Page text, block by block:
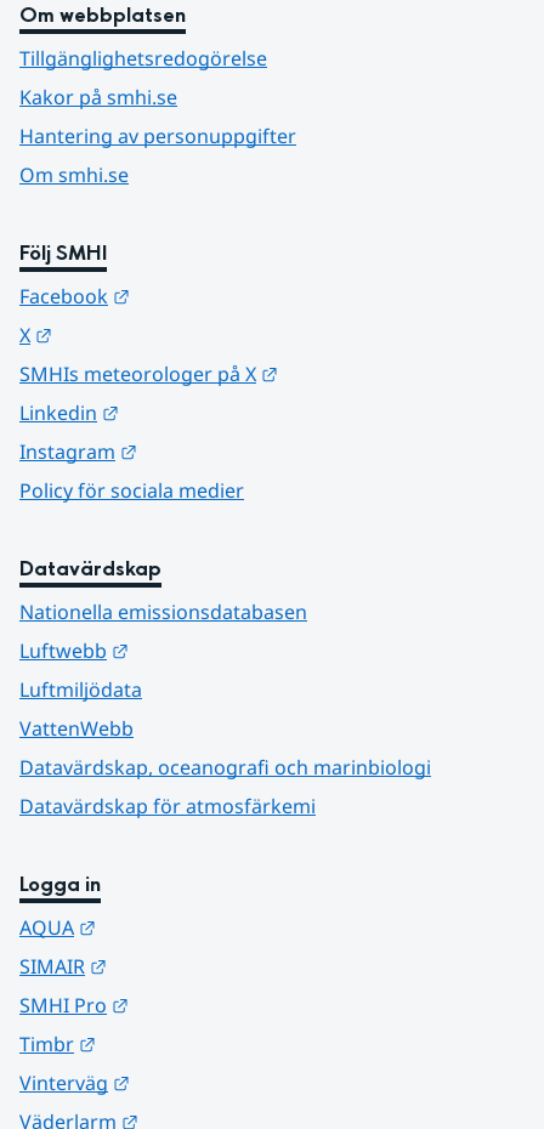
Om webbplatsen
Tillgänglighetsredogörelse
Kakor på smhi.se
Hantering av personuppgifter
Om smhi.se
Följ SMHI
Facebook
X
SMHIs meteorologer på X
Linkedin
Instagram
Policy för sociala medier
Datavärdskap
Nationella emissionsdatabasen
Luftwebb
Luftmiljödata
VattenWebb
Datavärdskap, oceanografi och marinbiologi
Datavärdskap för atmosfärkemi
Logga in
AQUA
SIMAIR
SMHI Pro
Timbr
Vinterväg
Väderlarm